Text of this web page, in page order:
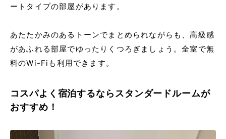
ートタイプの部屋があります。
あたたかみのあるトーンでまとめられながらも、高級感
があふれる部屋でゆったりくつろぎましょう。全室で無
料のWi-Fiも利用できます。
コスパよく宿泊するならスタンダードルームが
おすすめ！